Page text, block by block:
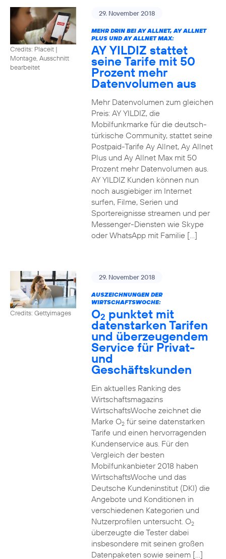
Credits: Placeit |
Montage, Ausschnitt
bearbeitet
29. November 2018
MEHR DRIN BEI AY ALLNET, AY ALLNET
PLUS UND AY ALLNET MAX:
AY YILDIZ stattet
seine Tarife mit 50
Prozent mehr
Datenvolumen aus
Mehr Datenvolumen zum gleichen
Preis: AY YILDIZ, die
Mobilfunkmarke für die deutsch-
türkische Community, stattet seine
Postpaid-Tarife Ay Allnet, Ay Allnet
Plus und Ay Allnet Max mit 50
Prozent mehr Datenvolumen aus.
AY YILDIZ Kunden können nun
noch ausgiebiger im Internet
surfen, Filme, Serien und
Sportereignisse streamen und per
Messenger-Diensten wie Skype
oder WhatsApp mit Familie […]
Credits: Gettyimages
29. November 2018
AUSZEICHNUNGEN DER
WIRTSCHAFTSWOCHE:
O2 punktet mit
datenstarken Tarifen
und überzeugendem
Service für Privat-
und
Geschäftskunden
Ein aktuelles Ranking des
Wirtschaftsmagazins
WirtschaftsWoche zeichnet die
Marke O2für seine datenstarken
Tarife und einen hervorragenden
Kundenservice aus. Für den
Vergleich der besten
Mobilfunkanbieter 2018 haben
WirtschaftsWoche und das
Deutsche Kundeninstitut (DKI) die
Angebote und Konditionen in
verschiedenen Kategorien und
Nutzerprofilen untersucht. O2
überzeugte die Tester dabei
insbesondere mit seinen großen
Datenpaketen sowie seinem […]